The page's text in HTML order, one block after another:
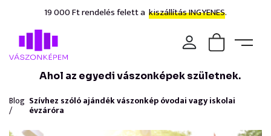
19 000 Ft rendelés felett a kiszállítás INGYENES.
Ahol az egyedi vászonképek születnek.
Blog
/
Szívhez szóló ajándék vászonkép óvodai vagy iskolai
évzáróra